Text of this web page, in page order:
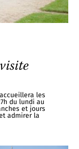
les
du lundi au
et jours
admirer la